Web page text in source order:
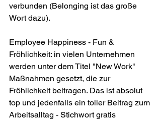
verbunden (Belonging ist das große
Wort dazu).
Employee Happiness - Fun &
Fröhlichkeit: in vielen Unternehmen
werden unter dem Titel "New Work"
Maßnahmen gesetzt, die zur
Fröhlichkeit beitragen. Das ist absolut
top und jedenfalls ein toller Beitrag zum
Arbeitsalltag - Stichwort gratis